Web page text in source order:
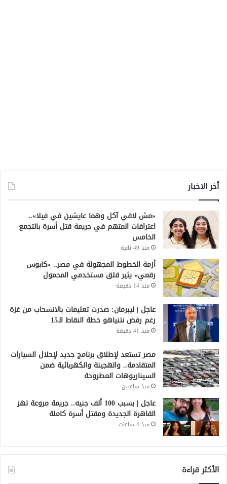
أخر الاخبار
«مش لاقي آكل وهما عايشين في فيلا»..
اعترافات المتهم في جريمة قتل أسرة بالتجمع
الخامس
منذ 49 ثانية
أزمة الخطوط المجهولة في مصر.. «كابوس
رقمي» يثير قلق مستخدمي المحمول
منذ 14 دقيقة
عاجل | ليبرمان: صدرت تعليمات بالانسحاب من غزة
رغم رفض نتنياهو خطة النقاط الـ15
منذ 41 دقيقة
مصر تستعد لإطلاق برنامج جديد لإحلال السيارات
المتقادمة.. والهجينة والكهربائية ضمن
السيناريوهات المطروحة
منذ ساعتين
عاجل | بسبب 100 ألف جنيه.. جريمة مروعة تهز
القاهرة الجديدة ومقتل أسرة كاملة
منذ 4 ساعات
الأكثر قراءة